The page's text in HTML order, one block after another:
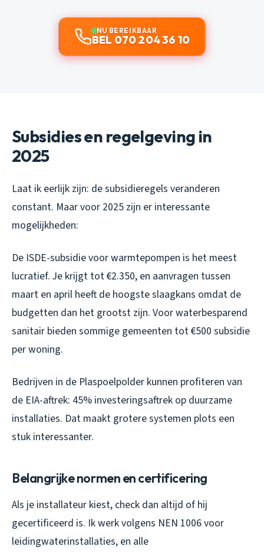
NU BEREIKBAAR
BEL 070 204 36 10
Subsidies en regelgeving in
2025
Laat ik eerlijk zijn: de subsidieregels veranderen
constant. Maar voor 2025 zijn er interessante
mogelijkheden:
De ISDE-subsidie voor warmtepompen is het meest
lucratief. Je krijgt tot €2.350, en aanvragen tussen
maart en april heeft de hoogste slaagkans omdat de
budgetten dan het grootst zijn. Voor waterbesparend
sanitair bieden sommige gemeenten tot €500 subsidie
per woning.
Bedrijven in de Plaspoelpolder kunnen profiteren van
de EIA-aftrek: 45% investeringsaftrek op duurzame
installaties. Dat maakt grotere systemen plots een
stuk interessanter.
Belangrijke normen en certificering
Als je installateur kiest, check dan altijd of hij
gecertificeerd is. Ik werk volgens NEN 1006 voor
leidingwaterinstallaties, en alle